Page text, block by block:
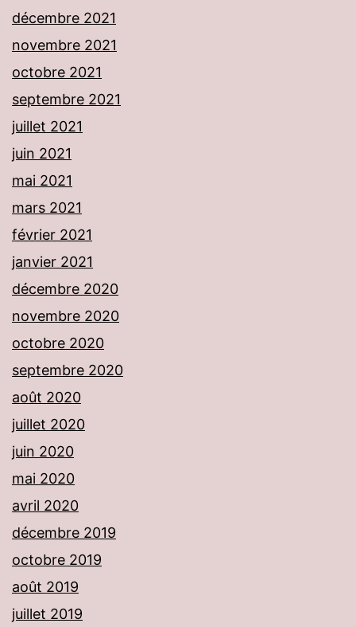
décembre 2021
novembre 2021
octobre 2021
septembre 2021
juillet 2021
juin 2021
mai 2021
mars 2021
février 2021
janvier 2021
décembre 2020
novembre 2020
octobre 2020
septembre 2020
août 2020
juillet 2020
juin 2020
mai 2020
avril 2020
décembre 2019
octobre 2019
août 2019
juillet 2019